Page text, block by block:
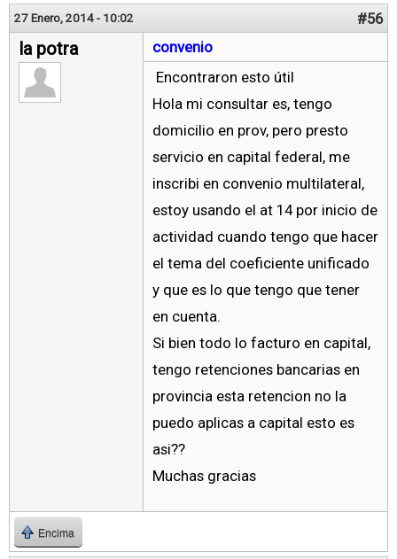
27 Enero, 2014 - 10:02 #56
la potra
convenio
Encontraron esto útil
Hola mi consultar es, tengo
domicilio en prov, pero presto
servicio en capital federal, me
inscribi en convenio multilateral,
estoy usando el at 14 por inicio de
actividad cuando tengo que hacer
el tema del coeficiente unificado
y que es lo que tengo que tener
en cuenta.
Si bien todo lo facturo en capital,
tengo retenciones bancarias en
provincia esta retencion no la
puedo aplicas a capital esto es
asi??
Muchas gracias
Encima